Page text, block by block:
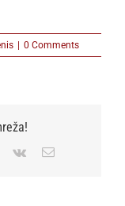
0 Comments
Pinterest
Vk Email